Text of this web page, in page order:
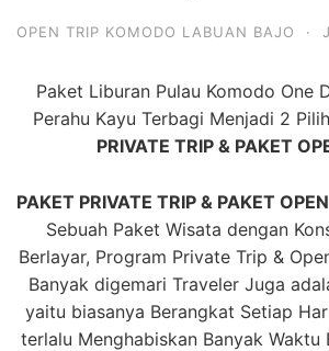
OPEN TRIP KOMODO LABUAN BAJO ·
Paket Liburan Pulau Komodo One
Perahu Kayu Terbagi Menjadi 2
PRIVATE TRIP & PAKET
PAKET PRIVATE TRIP & PAKET
Sebuah Paket Wisata dengan
Berlayar, Program Private Trip &
Banyak digemari Traveler Juga
yaitu biasanya Berangkat Setiap
terlalu Menghabiskan Banyak Waktu